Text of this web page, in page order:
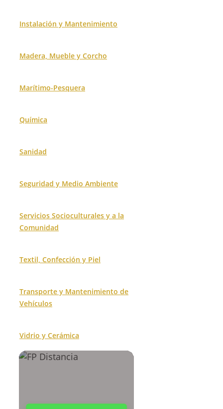
Instalación y Mantenimiento
Madera, Mueble y Corcho
Marítimo-Pesquera
Química
Sanidad
Seguridad y Medio Ambiente
Servicios Socioculturales y a la
Comunidad
Textil, Confección y Piel
Transporte y Mantenimiento de
Vehículos
Vidrio y Cerámica